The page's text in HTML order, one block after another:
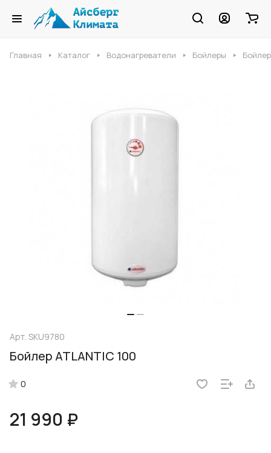
Главная Каталог Водонагреватели Бойлеры Бойлер
Арт. SKU9780
Бойлер ATLANTIC 100
0
21 990 ₽